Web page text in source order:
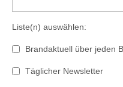
Liste(n) auswählen:
Brandaktuell über jeden
Täglicher Newsletter